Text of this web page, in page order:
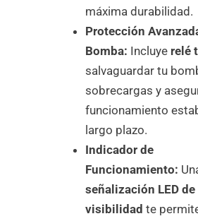
máxima durabilidad.
Protección
Bomba: Incluye relé
salvaguardar tu
sobrecargas y
funcionamiento
largo plazo.
Indicador de
Funcionamiento:
señalización LED
visibilidad te